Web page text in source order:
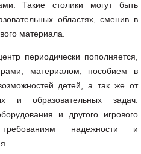
Такие столики могут быть
областях, сменив в
материала.
периодически пополняется,
материалом, пособием в
детей, а так же от
и образовательных задач.
и другого игрового
требованиям надежности и